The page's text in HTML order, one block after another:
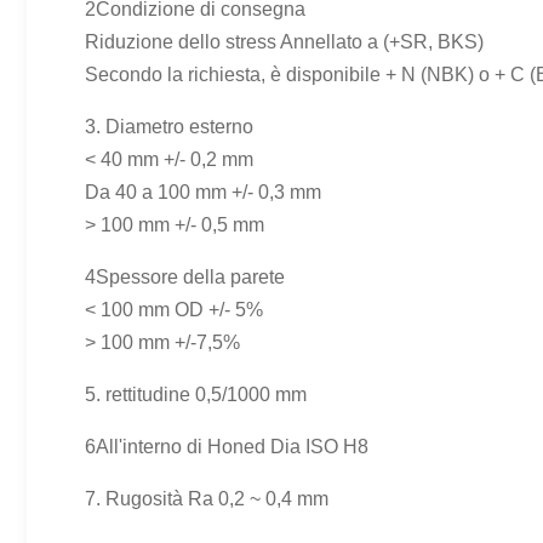
2Condizione di consegna
Riduzione dello stress Annellato a (+SR, BKS)
Secondo la richiesta, è disponibile + N (NBK) o + C
3. Diametro esterno
< 40 mm +/- 0,2 mm
Da 40 a 100 mm +/- 0,3 mm
> 100 mm +/- 0,5 mm
4Spessore della parete
< 100 mm OD +/- 5%
> 100 mm +/-7,5%
5. rettitudine 0,5/1000 mm
6All'interno di Honed Dia ISO H8
7. Rugosità Ra 0,2 ~ 0,4 mm